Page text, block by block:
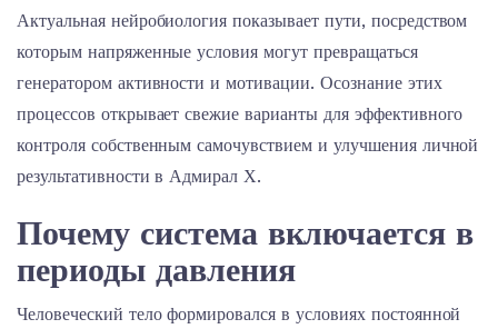
Актуальная нейробиология показывает пути, посредством
которым напряженные условия могут превращаться
генератором активности и мотивации. Осознание этих
процессов открывает свежие варианты для эффективного
контроля собственным самочувствием и улучшения личной
результативности в Адмирал Х.
Почему система включается в
периоды давления
Человеческий тело формировался в условиях постоянной